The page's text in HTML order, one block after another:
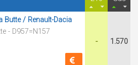
Butte / Renault-Dacia
- D957=N157
- 1.570